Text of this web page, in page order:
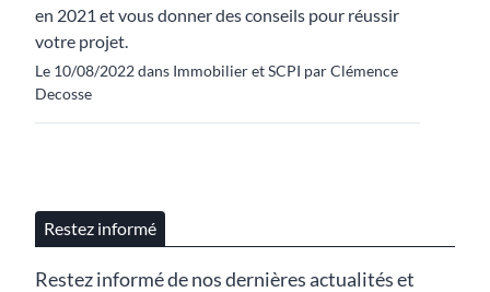
en 2021 et vous donner des conseils pour réussir
votre projet.
Le 10/08/2022 dans Immobilier et SCPI par Clémence
Decosse
Restez informé
Restez informé de nos dernières actualités et